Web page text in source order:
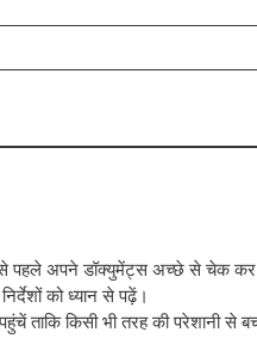
से पहले अपने डॉक्युमेंट्स अच्छे से चेक
को ध्यान से पढ़ें।
ताकि किसी भी तरह की परेशानी से